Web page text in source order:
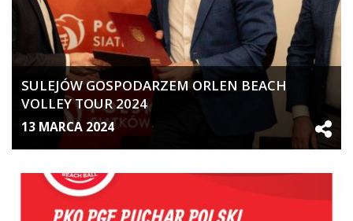
SULEJÓW GOSPODARZEM ORLEN BEACH
VOLLEY TOUR 2024
13 MARCA 2024